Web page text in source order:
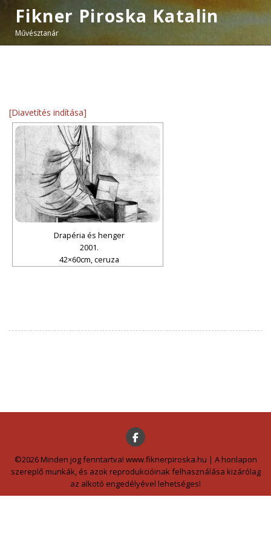
Fikner Piroska Katalin
Művésztanár
[Diavetítés indítása]
Drapéria és henger
2001.
42×60cm, ceruza
©2026 Minden jog fenntartva! www.fiknerpiroska.hu | A honlapon
szereplő munkák, és azok reprodukcióinak felhasználása kizárólag
az alkotó engedélyével lehetséges!